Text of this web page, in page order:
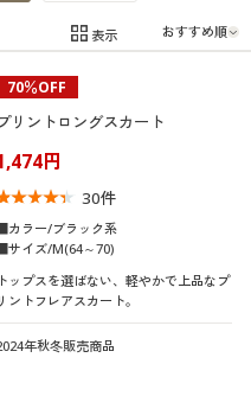
て
のみ表示
〜4.9)
表示
70％OFF
リントロングスカート
円
30件
カラー/ブラック系
サイズ/M(64～70)
トップスを選ばない、軽やかで上品なプ
リントフレアスカート。
年秋冬販売商品